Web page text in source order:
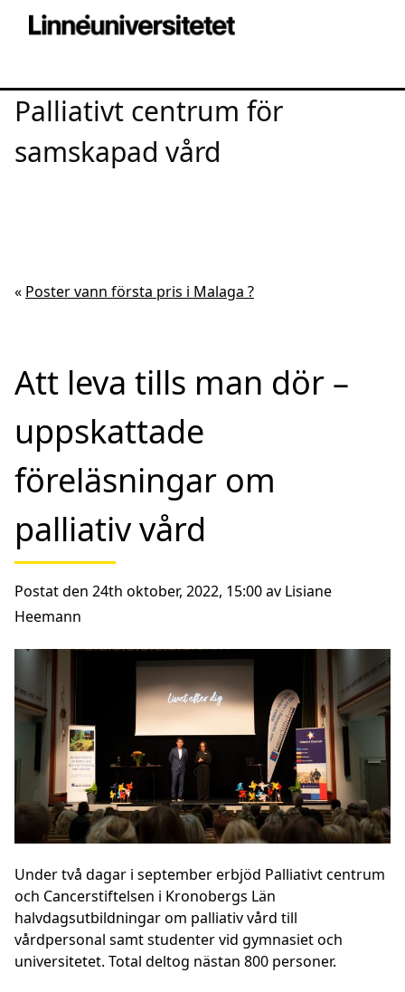
Palliativt centrum för
samskapad vård
« Poster vann första pris i Malaga ?
Att leva tills man dör –
uppskattade
föreläsningar om
palliativ vård
Postat den 24th oktober, 2022, 15:00 av Lisiane
Heemann
Under två dagar i september erbjöd Palliativt centrum
och Cancerstiftelsen i Kronobergs Län
halvdagsutbildningar om palliativ vård till
vårdpersonal samt studenter vid gymnasiet och
universitetet. Total deltog nästan 800 personer.